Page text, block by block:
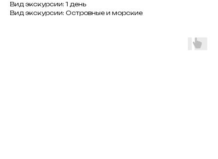
Вид экскурсии: 1 день
Вид экскурсии: Островные и морские